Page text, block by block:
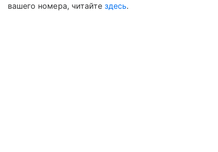
вашего номера, читайтездесь.